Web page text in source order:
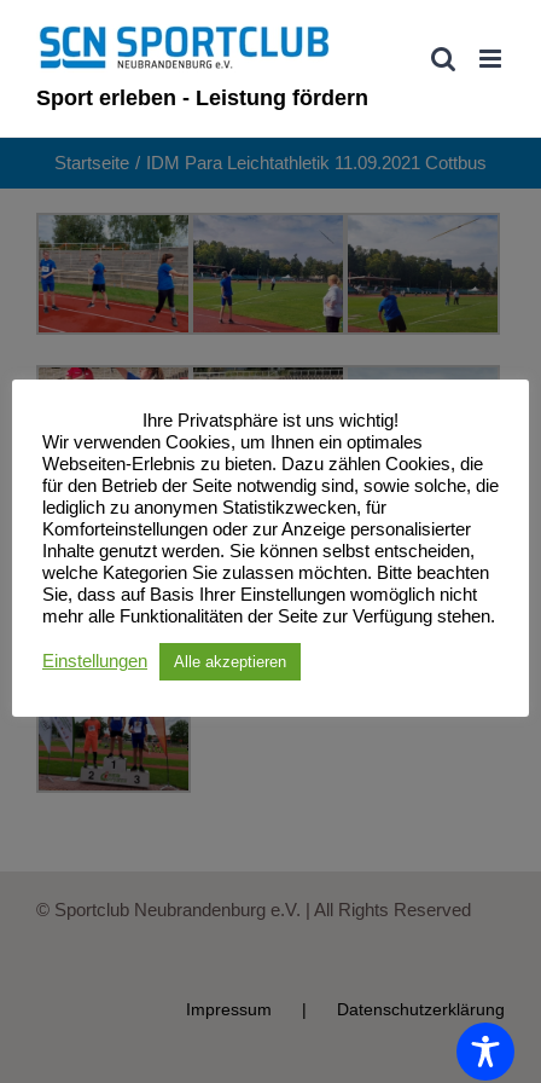
Inhalt
springenSport erleben - Leistung fördern
Startseite IDM Para Leichtathletik 11.09.2021 Cottbus
© Sportclub Neubrandenburg e.V. | All Rights Reserved
Impressum Datenschutzerklärung
Ihre Privatsphäre ist uns wichtig!
Wir verwenden Cookies, um Ihnen ein optimales
Webseiten-Erlebnis zu bieten. Dazu zählen Cookies, die
für den Betrieb der Seite notwendig sind, sowie solche, die
lediglich zu anonymen Statistikzwecken, für
Komforteinstellungen oder zur Anzeige personalisierter
Inhalte genutzt werden. Sie können selbst entscheiden,
welche Kategorien Sie zulassen möchten. Bitte beachten
Sie, dass auf Basis Ihrer Einstellungen womöglich nicht
mehr alle Funktionalitäten der Seite zur Verfügung stehen.
Einstellungen Alle akzeptieren